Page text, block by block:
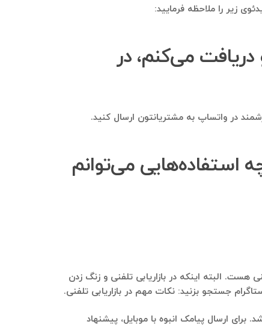
زیر را ملاحظه فرمایید:
دریافت می‌کنم، در
در واتساپ به مشتریانتون ارسال کنید.
استفاده‌هایی می‌توانم
هست. البته اینکه در بازاریابی تلفنی و زنگ زدن
جستجو بزنید: نکات مهم در بازاریابی تلفنی.
ارسال پیامک انبوه با موبایل، پیشنهاد